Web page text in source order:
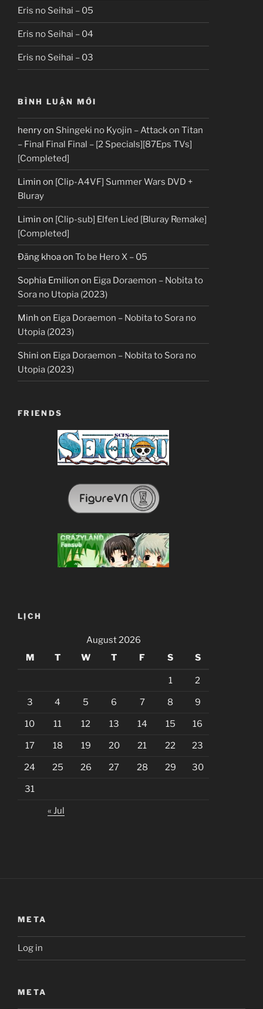
Eris no Seihai – 05
Eris no Seihai – 04
Eris no Seihai – 03
BÌNH LUẬN MỚI
henryon Shingeki no Kyojin – Attack on Titan
– Final Final Final – [2 Specials][87Eps TVs]
[Completed]
Limin on [Clip-A4VF] Summer Wars DVD +
Bluray
Limin on [Clip-sub] Elfen Lied [Bluray Remake]
[Completed]
Đăng khoaon To be Hero X – 05
Sophia Emilion on Eiga Doraemon – Nobita to
Sora no Utopia (2023)
Minh on Eiga Doraemon – Nobita to Sora no
Utopia (2023)
Shini on Eiga Doraemon – Nobita to Sora no
Utopia (2023)
FRIENDS
LỊCH
August 2026
M
T W T F S S
1 2
3 4 5 6 7 8 9
10 11 12 13 14 15 16
17 18 19 20 21 22 23
24 25 26 27 28 29 30
31
« Jul
META
Log in
META